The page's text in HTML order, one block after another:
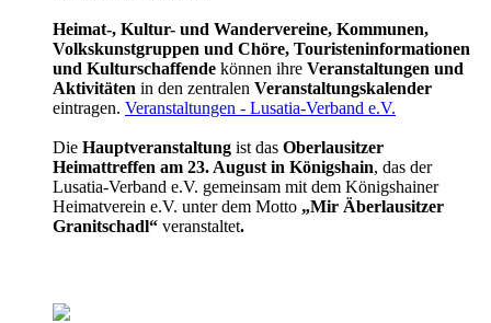
Heimat-, Kultur- und Wandervereine, Kommunen,
Volkskunstgruppen und Chöre, Touristeninformationen
und Kulturschaffende können ihre Veranstaltungen und
Aktivitäten in den zentralen Veranstaltungskalender
eintragen. Veranstaltungen - Lusatia-Verband e.V.
Die Hauptveranstaltung ist das Oberlausitzer
Heimattreffen am 23. August in Königshain, das der
Lusatia-Verband e.V. gemeinsam mit dem Königshainer
Heimatverein e.V. unter dem Motto „Mir Äberlausitzer
Granitschadl“ veranstaltet.